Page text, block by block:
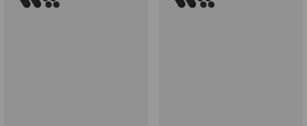
De Sena R1 Smart Cycling
helm beschikt over Group